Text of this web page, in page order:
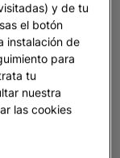
y de tu
el botón
instalación de
para
tu
nuestra
las cookies